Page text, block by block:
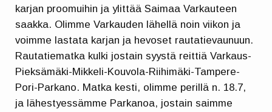
karjan proomuihin ja ylittää Saimaa Varkauteen
saakka. Olimme Varkauden lähellä noin viikon ja
voimme lastata karjan ja hevoset rautatievaunuun.
Rautatiematka kulki jostain syystä reittiä Varkaus-
Pieksämäki-Mikkeli-Kouvola-Riihimäki-Tampere-
Pori-Parkano. Matka kesti, olimme perillä n. 18.7,
ja lähestyessämme Parkanoa, jostain saimme